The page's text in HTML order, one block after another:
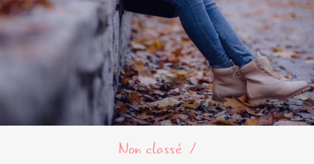
Non classé